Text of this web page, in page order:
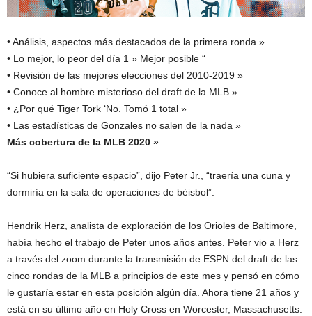
• Análisis, aspectos más destacados de la primera ronda »
• Lo mejor, lo peor del día 1 » Mejor posible “
• Revisión de las mejores elecciones del 2010-2019 »
• Conoce al hombre misterioso del draft de la MLB »
• ¿Por qué Tiger Tork ‘No. Tomó 1 total »
• Las estadísticas de Gonzales no salen de la nada »
Más cobertura de la MLB 2020 »
“Si hubiera suficiente espacio”, dijo Peter Jr., “traería una cuna y
dormiría en la sala de operaciones de béisbol”.
Hendrik Herz, analista de exploración de los Orioles de Baltimore,
había hecho el trabajo de Peter unos años antes. Peter vio a Herz
a través del zoom durante la transmisión de ESPN del draft de las
cinco rondas de la MLB a principios de este mes y pensó en cómo
le gustaría estar en esta posición algún día. Ahora tiene 21 años y
está en su último año en Holy Cross en Worcester, Massachusetts.